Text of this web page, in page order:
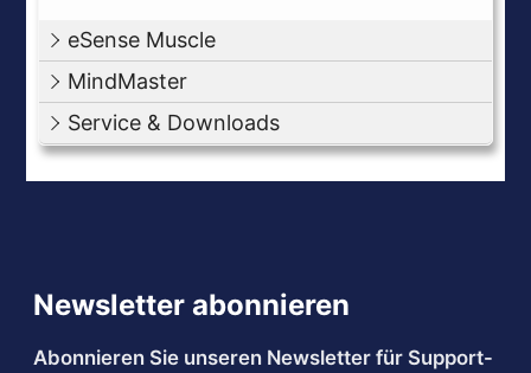
eSense Muscle
MindMaster
Service & Downloads